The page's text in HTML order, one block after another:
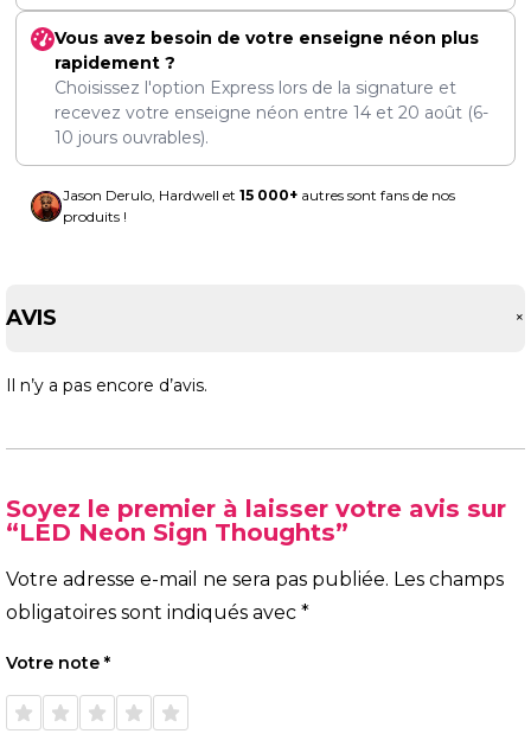
Vous avez besoin de votre enseigne néon plus
rapidement ?
Choisissez l'option Express lors de la signature et
recevez votre enseigne néon entre 14 et 20 août (6-
10 jours ouvrables).
Jason Derulo, Hardwell et 15 000+ autres sont fans de nos
produits !
AVIS +
Il n’y a pas encore d’avis.
Soyez le premier à laisser votre avis sur
“LED Neon Sign Thoughts”
Votre adresse e-mail ne sera pas publiée. Les champs
obligatoires sont indiqués avec *
Votre note *
1 étoile
sur 5
2 étoiles
sur 5
3 étoiles
sur 5
4 étoiles
sur 5
5 étoiles
sur 5